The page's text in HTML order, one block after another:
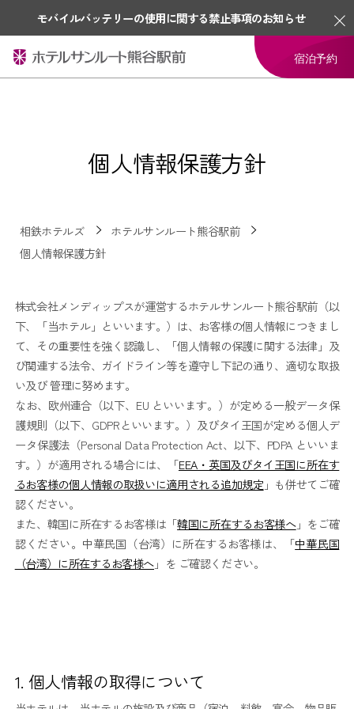
モバイルバッテリーの使用に関する禁止事項のお知らせ
宿泊予約
個人情報保護方針
相鉄ホテルズ
ホテルサンルート熊谷駅前
個人情報保護方針
株式会社メンディップスが運営するホテルサンルート熊谷駅前（以
下、「当ホテル」といいます。）は、お客様の個人情報につきまし
て、その重要性を強く認識し、「個人情報の保護に関する法律」及
び関連する法令、ガイドライン等を遵守し下記の通り、適切な取扱
い及び 管理に努めます。
なお、欧州連合（以下、EU といいます。）が定める一般データ保
護規則（以下、GDPRといいます。）及びタイ王国が定める個人デ
ータ保護法（Personal Data Protection Act、以下、PDPA といいま
す。）が適用される場合には、「EEA・英国及びタイ王国に所在す
るお客様の個人情報の取扱いに適用される追加規定 」も併せてご確
認ください。
また、韓国に所在するお客様は「韓国に所在するお客様へ」をご確
認ください。中華民国（台湾）に所在するお客様は、「中華民国
（台湾）に所在するお客様へ」を ご確認ください。
1. 個人情報の取得について